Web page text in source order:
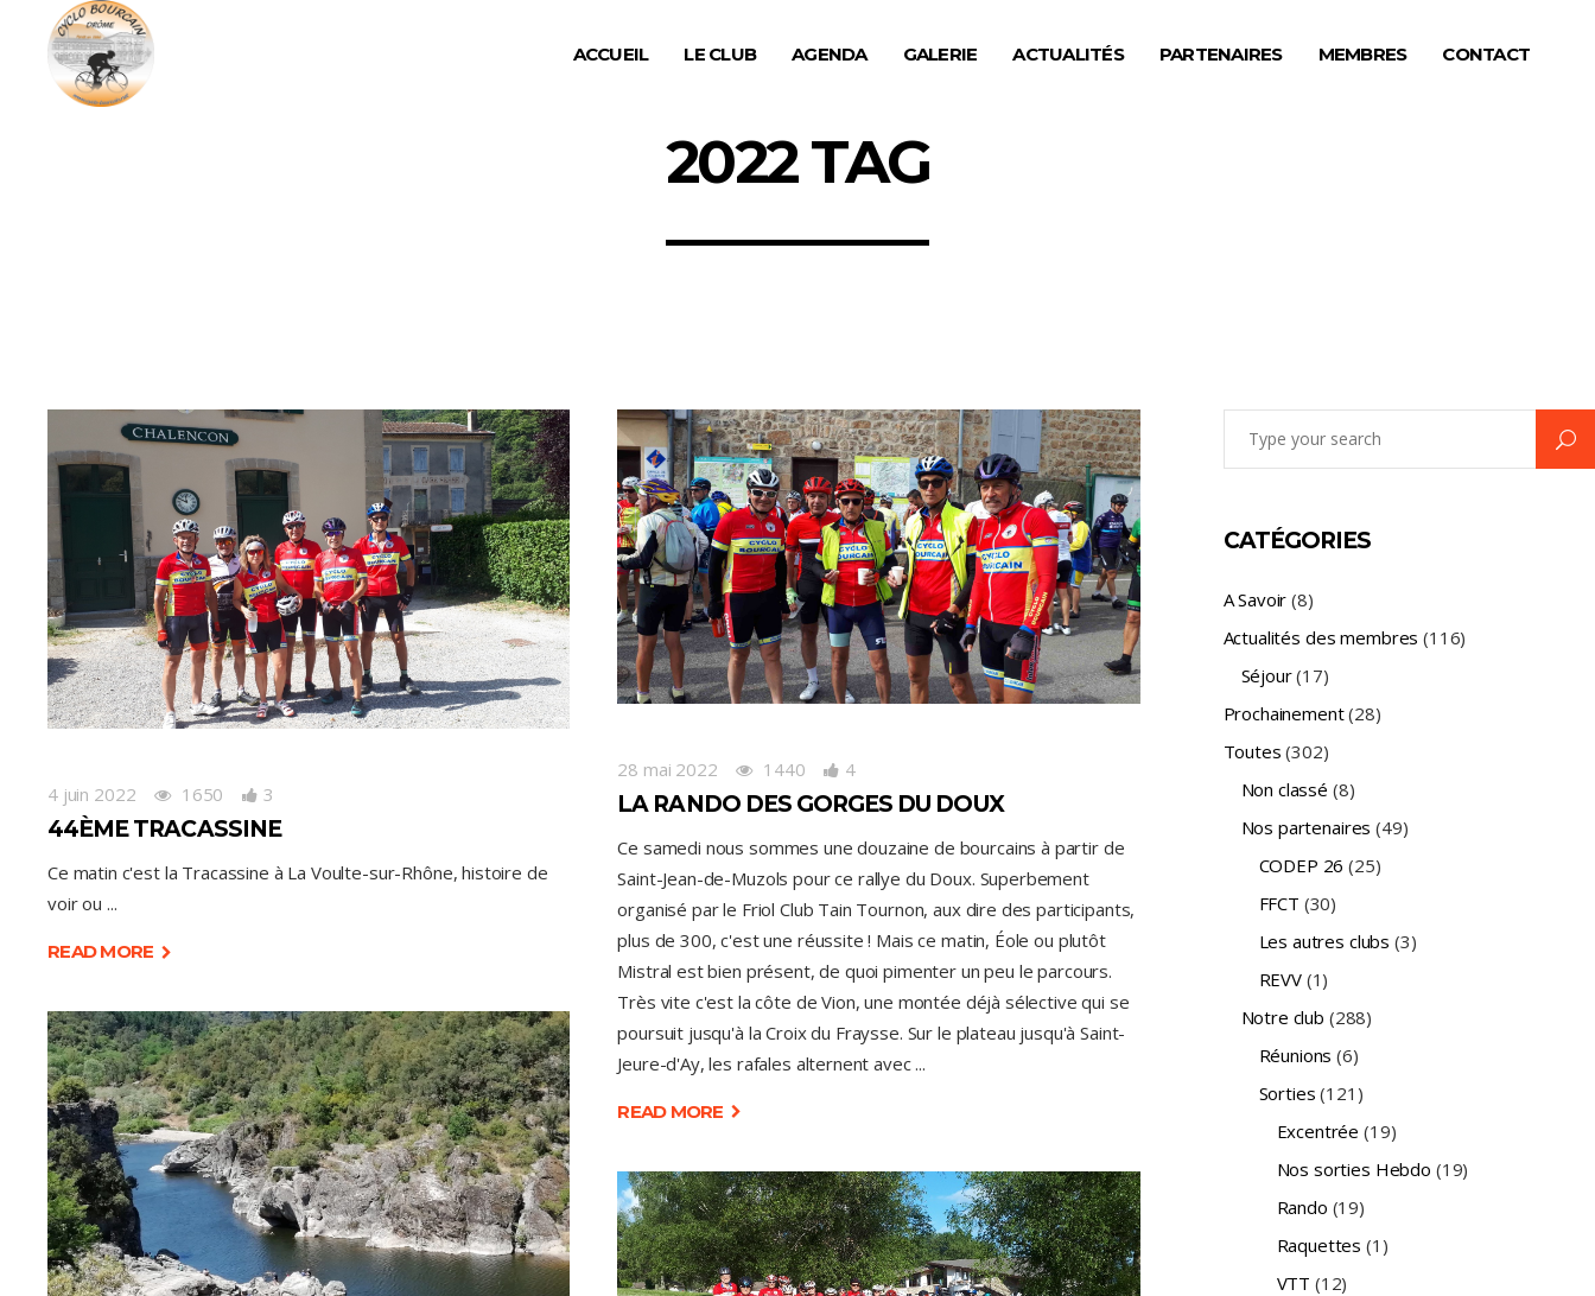
ACCUEIL LE CLUB AGENDA GALERIE ACTUALITÉS PARTENAIRES MEMBRES CONTACT
2022 TAG
4 juin 2022 1650 3
44ÈME TRACASSINE
Ce matin c'est la Tracassine à La Voulte-sur-Rhône, histoire de
voir ou
READ MORE
28 mai 2022 1440 4
LA RANDO DES GORGES DU DOUX
Ce samedi nous sommes une douzaine de bourcains à partir de
Saint-Jean-de-Muzols pour ce rallye du Doux. Superbement
organisé par le Friol Club Tain Tournon, aux dire des participants,
plus de 300, c'est une réussite ! Mais ce matin, Éole ou plutôt
Mistral est bien présent, de quoi pimenter un peu le parcours.
Très vite c'est la côte de Vion, une montée déjà sélective qui se
poursuit jusqu'à la Croix du Fraysse. Sur le plateau jusqu'à Saint-
Jeure-d'Ay, les rafales alternent avec
READ MORE
CATÉGORIES
A Savoir (8)
Actualités des membres (116)
Séjour(17)
Prochainement(28)
Toutes (302)
Non classé (8)
Nos partenaires (49)
CODEP 26 (25)
FFCT (30)
Les autres clubs (3)
REVV(1)
Notre club (288)
Réunions (6)
Sorties (121)
Excentrée (19)
Nos sorties Hebdo (19)
Rando (19)
Raquettes (1)
VTT (12)